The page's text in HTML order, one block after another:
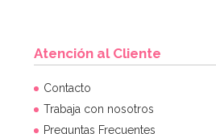
Set de 12 Pajitas Carnival
Atención al Cliente
Contacto
Trabaja con nosotros
Preguntas Frecuentes